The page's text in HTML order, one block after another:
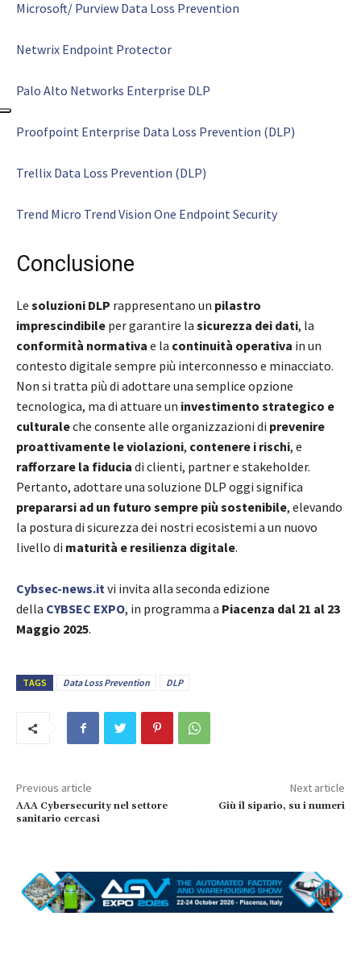
Microsoft/ Purview Data Loss Prevention
Netwrix Endpoint Protector
Palo Alto Networks Enterprise DLP
Proofpoint Enterprise Data Loss Prevention (DLP)
Trellix Data Loss Prevention (DLP)
Trend Micro Trend Vision One Endpoint Security
Conclusione
Le soluzioni DLP rappresentano un pilastro
imprescindibile per garantire la sicurezza dei dati, la
conformità normativa e la continuità operativa in un
contesto digitale sempre più interconnesso e minacciato.
Non si tratta più di adottare una semplice opzione
tecnologica, ma di attuare un investimento strategico e
culturaleche consente alle organizzazioni di prevenire
proattivamente le violazioni, contenere i rischi, e
rafforzare la fiducia di clienti, partner e stakeholder.
Pertanto, adottare una soluzione DLP oggi significa
prepararsi ad un futuro sempre più sostenibile, elevando
la postura di sicurezza dei nostri ecosistemi a un nuovo
livello di maturità e resilienza digitale.
Cybsec-news.itvi invita alla seconda edizione
della CYBSEC EXPO, in programma a Piacenza dal 21 al 23
Maggio 2025.
TAGS Data Loss Prevention DLP
Previous article
AAA Cybersecurity nel settore
sanitario cercasi
Next article
Giù il sipario, su i numeri